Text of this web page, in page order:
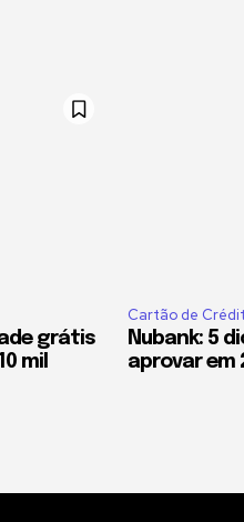
grátis
mil
Cartão de
Nubank: 5
aprovar em